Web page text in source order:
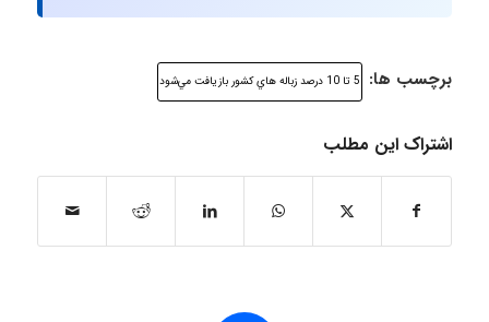
برچسب ها: 5 تا 10 درصد زباله هاي كشور بازيافت مي‌شود
اشتراک این مطلب